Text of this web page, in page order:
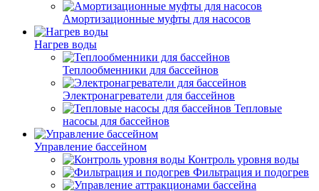
Амортизационные муфты для насосов
Нагрев воды
Теплообменники для бассейнов
Электронагреватели для бассейнов
Тепловые
насосы для бассейнов
Управление бассейном
Контроль уровня воды
Фильтрация и подогрев